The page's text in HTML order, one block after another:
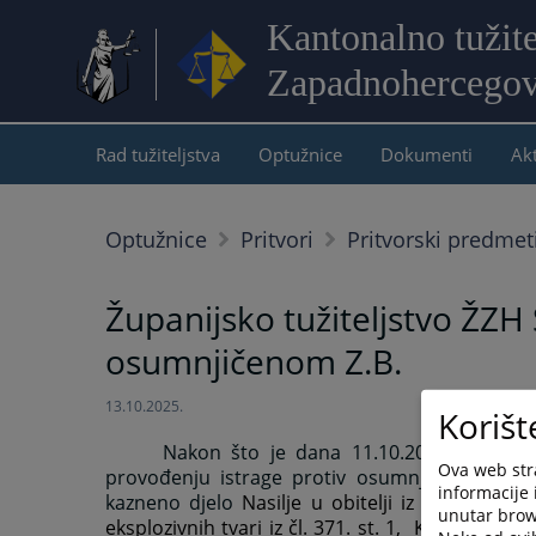
Kantonalno
Rad tužiteljstva Optužnice Dokumenti
Optužnice Pritvori Pritvorski predmeti
Županijsko tužiteljstvo
osumnjičenom Z.B.
13.10.2025.
Nakon što je dana 11.10.2025.
provođenju istrage protiv osumnjičenog
kazneno djelo Nasilje u obitelji iz čl. 222. st.
eksplozivnih tvari iz čl. 371. st. 1, KZ F BiH, a
Ova web
informacije
unutar